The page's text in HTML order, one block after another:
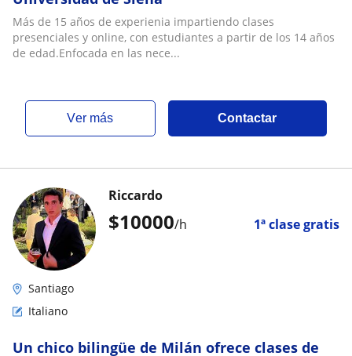
Más de 15 años de experienia impartiendo clases
presenciales y online, con estudiantes a partir de los 14 años
de edad.Enfocada en las nece...
ver más Contactar
$10000/h 1ª clase gratis
Riccardo
Santiago
Italiano
Un chico bilingüe de Milán ofrece clases de